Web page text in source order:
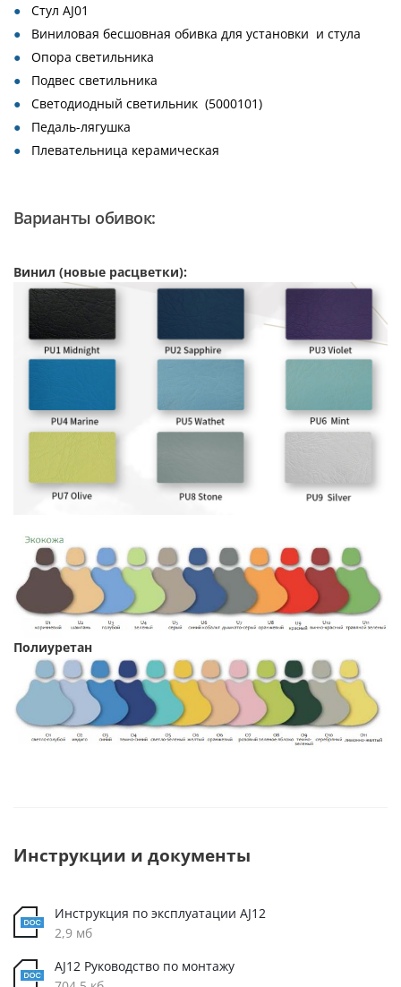
Стул AJ01
Виниловая бесшовная обивка для установки и стула
Опора светильника
Подвес светильника
Светодиодный светильник (5000101)
Педаль-лягушка
Плевательница керамическая
Варианты обивок:
Винил (новые расцветки):
Полиуретан
Инструкции и документы
Инструкция по эксплуатации AJ12
2,9 мб
AJ12 Руководство по монтажу